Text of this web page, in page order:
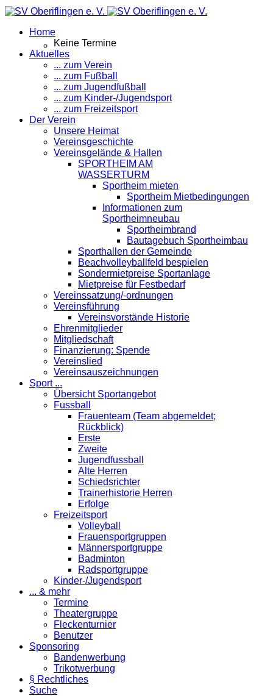
Home
Keine Termine
Aktuelles
... zum Verein
... zum Fußball
... zum Jugendfußball
... zum Kinder-/Jugendsport
... zum Freizeitsport
Der Verein
Unsere Heimat
Vereinsgeschichte
Vereinsgelände & Hallen
SPORTHEIM AM
WASSERTURM
Sportheim mieten
Sportheim Mietbedingungen
Informationen zum
Sportheimneubau
Sportheimbrand
Bautagebuch Sportheimbau
Sporthallen der Gemeinde
Beachvolleyballfeld bespielen
Sondermietpreise Sportanlage
Mietpreise für Festbedarf
Vereinssatzung/-ordnungen
Vereinsführung
Vereinsvorstände Historie
Ehrenmitglieder
Mitgliedschaft
Finanzierung: Spende
Vereinslied
Vereinsauszeichnungen
Sport ...
Übersicht Sportangebot
Fussball
Frauenteam (Team abgemeldet;
Rückblick)
Erste
Zweite
Jugendfussball
Alte Herren
Schiedsrichter
Trainerhistorie Herren
Erfolge
Freizeitsport
Volleyball
Frauensportgruppen
Männersportgruppe
Badminton
Radsportgruppe
Kinder-/Jugendsport
... & mehr
Termine
Theatergruppe
Fleckenturnier
Benutzer
Sponsoring
Bandenwerbung
Trikotwerbung
§ Rechtliches
Suche